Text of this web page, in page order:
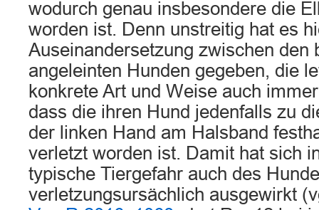
wodurch genau insbesondere die
worden ist. Denn unstreitig hat es
Auseinandersetzung zwischen den
angeleinten Hunden gegeben, die
konkrete Art und Weise auch
dass die ihren Hund jedenfalls zu
der linken Hand am Halsband
verletzt worden ist. Damit hat sich
typische Tiergefahr auch des
verletzungsursächlich ausgewirkt